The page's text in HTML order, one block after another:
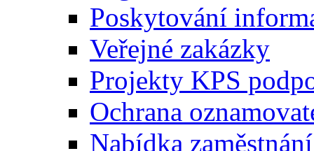
Poskytování
Veřejné zakázky
Projekty KPS
Ochrana
Nabídka zaměstnání